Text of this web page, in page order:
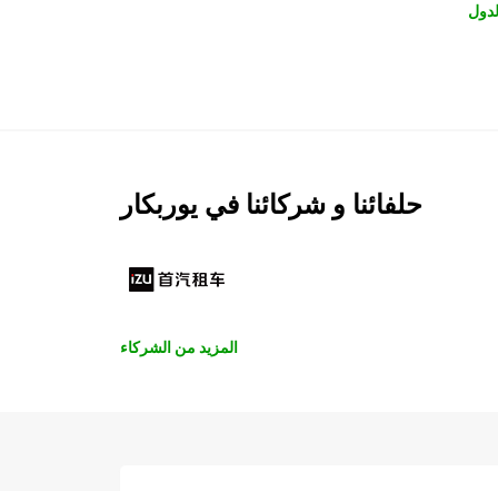
حلفائنا و شركائنا في يوربكار
المزيد من الشركاء